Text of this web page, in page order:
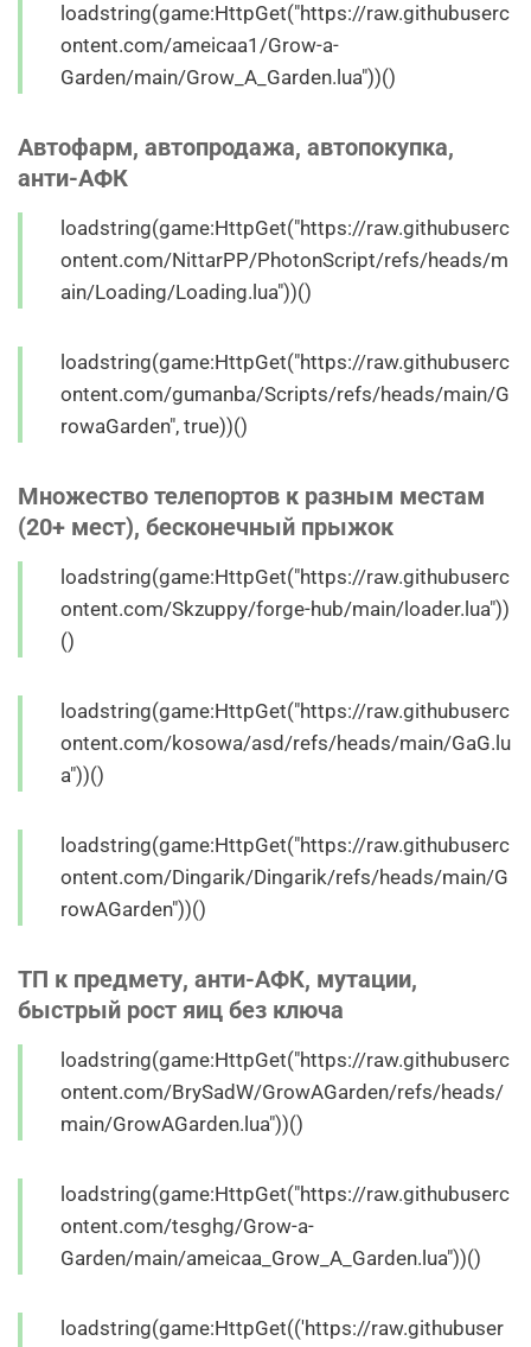
loadstring(game:HttpGet("https://raw.githubuserc
ontent.com/ameicaa1/Grow-a-
Garden/main/Grow_A_Garden.lua"))()
Автофарм, автопродажа, автопокупка,
анти-АФК
loadstring(game:HttpGet("https://raw.githubuserc
ontent.com/NittarPP/PhotonScript/refs/heads/m
ain/Loading/Loading.lua"))()
loadstring(game:HttpGet("https://raw.githubuserc
ontent.com/gumanba/Scripts/refs/heads/main/G
rowaGarden", true))()
Множество телепортов к разным местам
(20+ мест), бесконечный прыжок
loadstring(game:HttpGet("https://raw.githubuserc
ontent.com/Skzuppy/forge-hub/main/loader.lua"))
()
loadstring(game:HttpGet("https://raw.githubuserc
ontent.com/kosowa/asd/refs/heads/main/GaG.lu
a"))()
loadstring(game:HttpGet("https://raw.githubuserc
ontent.com/Dingarik/Dingarik/refs/heads/main/G
rowAGarden"))()
ТП к предмету, анти-АФК, мутации,
быстрый рост яиц без ключа
loadstring(game:HttpGet("https://raw.githubuserc
ontent.com/BrySadW/GrowAGarden/refs/heads/
main/GrowAGarden.lua"))()
loadstring(game:HttpGet("https://raw.githubuserc
ontent.com/tesghg/Grow-a-
Garden/main/ameicaa_Grow_A_Garden.lua"))()
loadstring(game:HttpGet(('https://raw.githubuser